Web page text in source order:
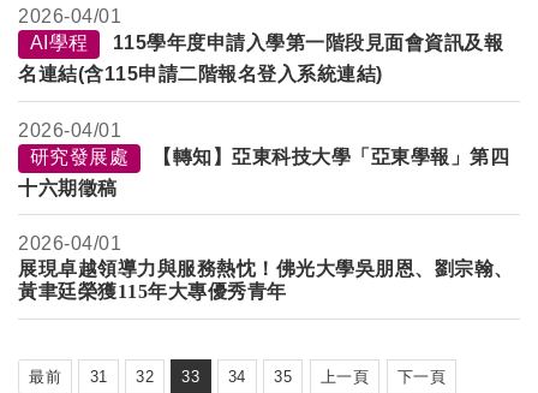
2026-04/01
AI學程
115學年度申請入學第一階段見面會資訊及報
名連結(含115申請二階報名登入系統連結)
2026-04/01
研究發展處
【轉知】亞東科技大學「亞東學報」第四
十六期徵稿
2026-04/01
展現卓越領導力與服務熱忱！佛光大學吳朋恩、劉宗翰、
黃聿廷榮獲115年大專優秀青年
最前 31 32 33 34 35 上一頁
下一頁